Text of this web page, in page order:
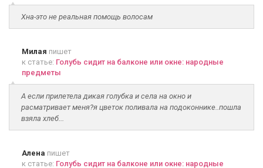
Хна-это не реальная помощь волосам
Милая пишет
к статье: Голубь сидит на балконе или окне: народные
предметы
А если прилетела дикая голубка и села на окно и
расматривает меня?я цветок поливала на подоконнике..пошла
взяла хлеб...
Алена пишет
к статье: Голубь сидит на балконе или окне: народные